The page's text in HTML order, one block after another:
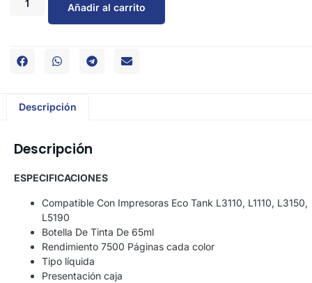
Añadir al carrito
Descripción
Descripción
ESPECIFICACIONES
Compatible Con Impresoras Eco Tank L3110, L1110, L3150,
L5190
Botella De Tinta De 65ml
Rendimiento 7500 Páginas cada color
Tipo líquida
Presentación caja